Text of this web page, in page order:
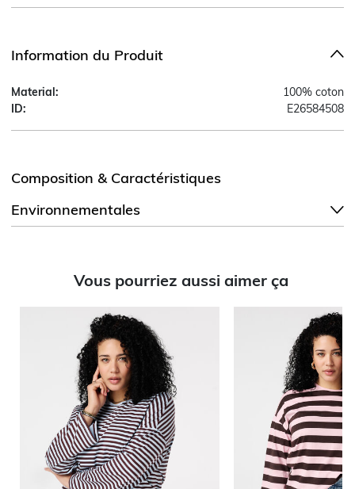
Information du Produit
Material:
100% coton
ID:
E26584508
Composition & Caractéristiques
Environnementales
Vous pourriez aussi aimer ça